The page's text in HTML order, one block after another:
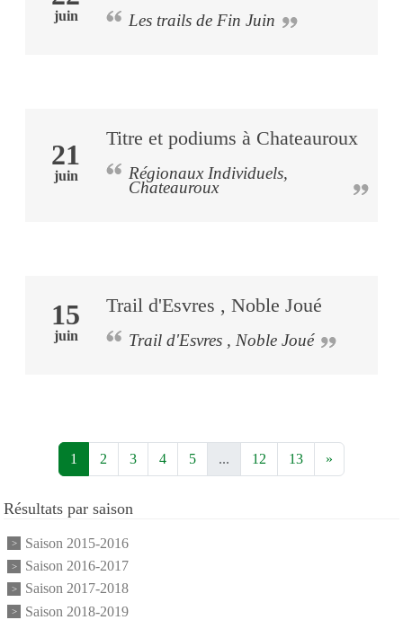
juin Les trails de Fin Juin
21
juin
Titre et podiums à Chateauroux
Régionaux Individuels,
Chateauroux
15
juin
Trail d'Esvres , Noble Joué
Trail d'Esvres , Noble Joué
1 2 3 4 5 ... 12 13 »
Résultats par saison
Saison 2015-2016
Saison 2016-2017
Saison 2017-2018
Saison 2018-2019